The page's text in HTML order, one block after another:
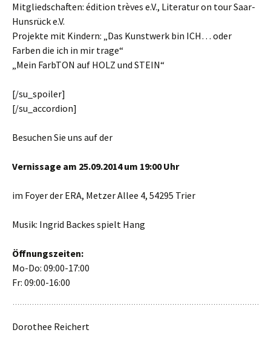
Mitgliedschaften: édition trèves e.V., Literatur on tour Saar-
Hunsrück e.V.
Projekte mit Kindern: „Das Kunstwerk bin ICH… oder
Farben die ich in mir trage“
„Mein FarbTON auf HOLZ und STEIN“
[/su_spoiler]
[/su_accordion]
Besuchen Sie uns auf der
Vernissage am 25.09.2014 um 19:00 Uhr
im Foyer der ERA, Metzer Allee 4, 54295 Trier
Musik: Ingrid Backes spielt Hang
Öffnungszeiten:
Mo-Do: 09:00-17:00
Fr: 09:00-16:00
Dorothee Reichert